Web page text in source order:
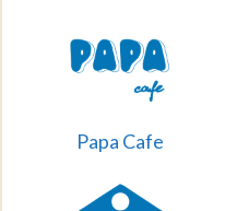
Papa Cafe